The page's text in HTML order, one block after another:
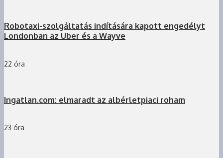
Robotaxi-szolgáltatás indítására kapott engedélyt
Londonban az Uber és a Wayve
22 óra
Ingatlan.com: elmaradt az albérletpiaci roham
23 óra